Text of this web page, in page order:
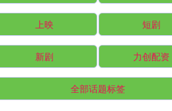
上映 短剧
新剧 力创配资
全部话题标签